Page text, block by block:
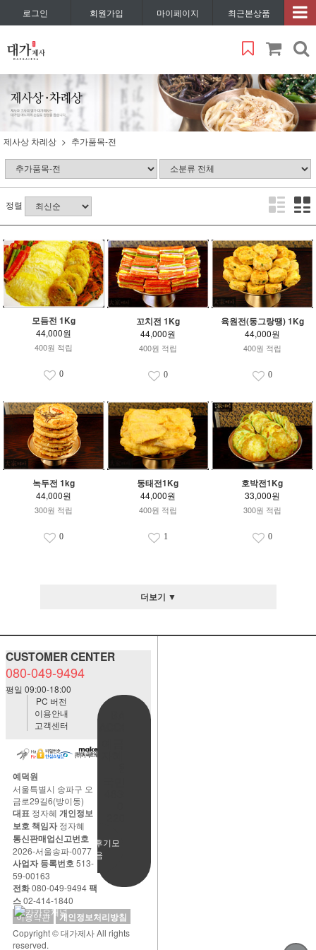
로그인 회원가입 마이페이지 최근본상품
제사상 차례상 추가품목-전
정렬
모듬전 1Kg
44,000원
400원 적립
0
꼬치전 1Kg
44,000원
400원 적립
0
육원전(동그랑땡) 1Kg
44,000원
400원 적립
0
녹두전 1kg
44,000원
300원 적립
0
동태전1Kg
44,000원
400원 적립
1
호박전1Kg
33,000원
300원 적립
0
더보기 ▼
CUSTOMER CENTER
080-049-9494
평일 09:00-18:00
사용후기모
음
PC 버전
이용안내
고객센터
예덕원
서울특별시 송파구 오
금로29길6(방이동)
대표 정자혜 개인정보
보호 책임자정자혜
통신판매업신고번호
2026-서울송파-0077
사업자 등록번호513-
59-00163
전화080-049-9494팩
스02-414-1840
이용약관
개인정보처리방침
Copyright © 대가제사 All rights
reserved.